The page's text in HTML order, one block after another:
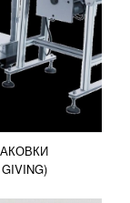
OB-98I